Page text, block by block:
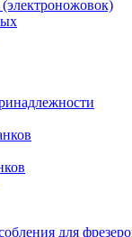
для